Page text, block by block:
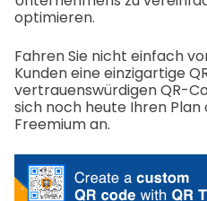
optimieren.
Fahren Sie nicht einfach
Kunden eine einzigartige
vertrauenswürdigen QR-
sich noch heute Ihren
Freemium an.